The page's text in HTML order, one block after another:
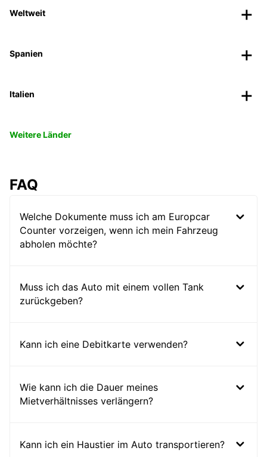
Weltweit
Spanien
Italien
Weitere Länder
FAQ
Welche Dokumente muss ich am Europcar
Counter vorzeigen, wenn ich mein Fahrzeug
abholen möchte?
Muss ich das Auto mit einem vollen Tank
zurückgeben?
Kann ich eine Debitkarte verwenden?
Wie kann ich die Dauer meines
Mietverhältnisses verlängern?
Kann ich ein Haustier im Auto transportieren?